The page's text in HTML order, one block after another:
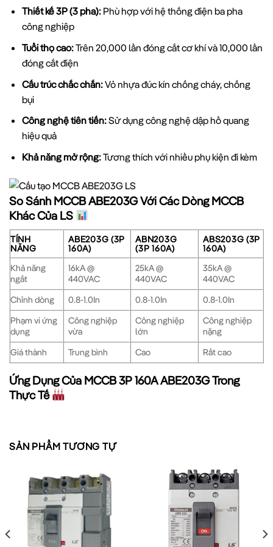
Thiết kế 3P (3 pha):Phù hợp với hệ thống điện ba pha
công nghiệp
Tuổi thọ cao:Trên 20,000 lần đóng cắt cơ khí và 10,000 lần
đóng cắt điện
Cấu trúc chắc chắn:Vỏ nhựa đúc kín chống cháy, chống
bụi
Công nghệ tiên tiến:Sử dụng công nghệ dập hồ quang
hiệu quả
Khả năng mở rộng:Tương thích với nhiều phụ kiện đi kèm
So Sánh MCCB ABE203G Với Các Dòng MCCB
Khác Của LS
TÍNH
NĂNG
ABE203G (3P
160A)
ABN203G
(3P 160A)
ABS203G (3P
160A)
Khả năng
ngắt
16kA @
440VAC
25kA @
440VAC
35kA @
440VAC
Chỉnh dòng
0.8-1.0In 0.8-1.0In
0.8-1.0In
Phạm vi ứng
dụng
Công nghiệp
vừa
Công nghiệp
lớn
Công nghiệp
nặng
Giá thành
Trung bình Cao Rất cao
Ứng Dụng Của MCCB 3P 160A ABE203G Trong
Thực Tế
đường dây cung cấp điện cho máy móc, thiết bị
Tòa nhà thương mại: Bảo vệ các hệ thống điện trong trung
tâm thương mại, văn phòng lớn
Hệ thống điều khiển động cơ:
Bảo vệ các động cơ công
SẢN PHẨM TƯƠNG TỰ